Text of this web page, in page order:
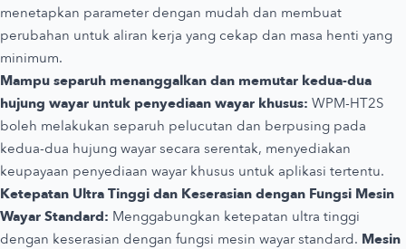
menetapkan parameter dengan mudah dan membuat
perubahan untuk aliran kerja yang cekap dan masa henti yang
minimum.
Mampu separuh menanggalkan dan memutar kedua-dua
hujung wayar untuk penyediaan wayar khusus: WPM-HT2S
boleh melakukan separuh pelucutan dan berpusing pada
kedua-dua hujung wayar secara serentak, menyediakan
keupayaan penyediaan wayar khusus untuk aplikasi tertentu.
Ketepatan Ultra Tinggi dan Keserasian dengan Fungsi Mesin
Wayar Standard: Menggabungkan ketepatan ultra tinggi
dengan keserasian dengan fungsi mesin wayar standard. Mesin